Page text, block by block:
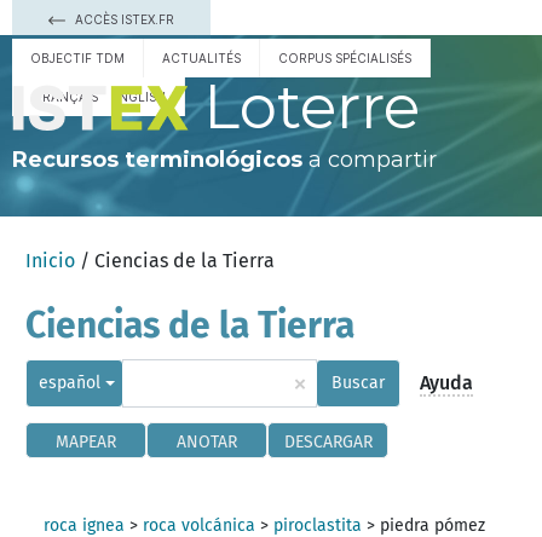
ACCÈS ISTEX.FR
OBJECTIF TDM ACTUALITÉS CORPUS SPÉCIALISÉS
FRANÇAIS ENGLISH Loterre
Recursos terminológicos a compartir
Inicio / Ciencias de la Tierra
Ciencias de la Tierra
español × Buscar Ayuda
MAPEAR ANOTAR DESCARGAR
roca ignea > roca volcánica > piroclastita > piedra pómez